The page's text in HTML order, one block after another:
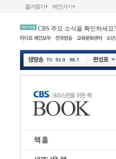
즐겨찾기 메인가기
CBS 주요 소식을 확인하세요!